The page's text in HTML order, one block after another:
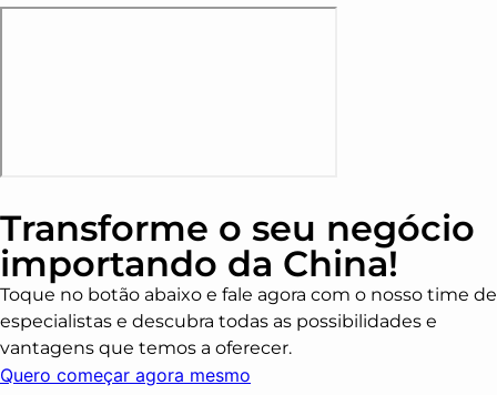
Transforme o seu negócio
importando da China!
Toque no botão abaixo e fale agora com o nosso time de
especialistas e descubra todas as possibilidades e
vantagens que temos a oferecer.
Quero começar agora mesmo